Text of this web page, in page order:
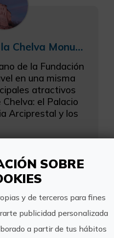
Visita Guiada a la Chelva Monumental
de la Fundación
en una misma
atractivos
el Palacio
Arciprestal y los
Visita Guiada a la Ruta Modernista de Chelva
SOBRE
y de terceros para fines
publicidad personalizada
a partir de tus hábitos